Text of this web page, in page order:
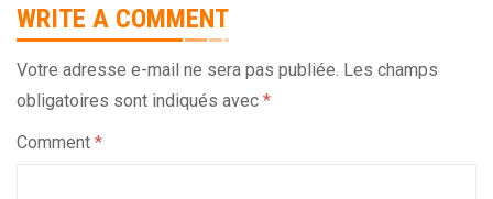
WRITE A COMMENT
Votre adresse e-mail ne sera pas publiée. Les champs
obligatoires sont indiqués avec *
Comment *